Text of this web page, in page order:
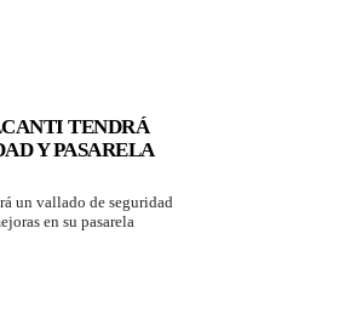
TENDRÁ
Y PASARELA
un vallado de seguridad
en su pasarela